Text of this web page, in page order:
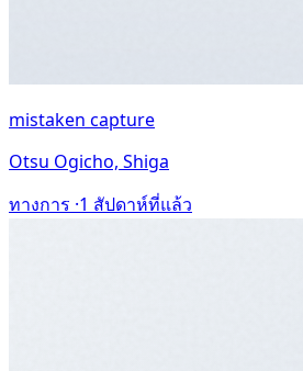
mistaken capture
Otsu Ogicho, Shiga
ทางการ ·1 สัปดาห์ที่แล้ว